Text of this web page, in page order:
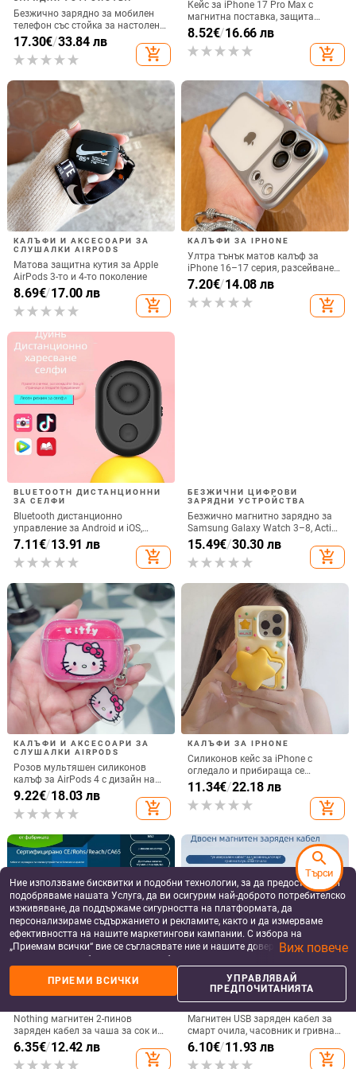
Безжично зарядно за мобилен
телефон със стойка за настолен
монтаж за хоризонтално или
вертикално ползване, QC3.0, 2 A,
15 W, Бързо зареждане
17.30€/33.84 лв
add_shopping_cart
Кейс за iPhone 17 Pro Max с
магнитна поставка, защита
срещу изпускане на четирите
ъгъла, акрилен корпус с
електроплатиран финиш
8.52€/16.66 лв
add_shopping_cart
КАЛЪФИ И АКСЕСОАРИ ЗА
СЛУШАЛКИ AIRPODS
Матова защитна кутия за Apple
AirPods 3-то и 4-то поколение
8.69€/17.00 лв
add_shopping_cart
КАЛЪФИ ЗА IPHONE
Ултра тънък матов калъф за
iPhone 16–17 серия, разсейване
на топлината, пълно покритие,
удароустойчив и устойчив на
отпечатъци
7.20€/14.08 лв
add_shopping_cart
BLUETOOTH ДИСТАНЦИОННИ
ЗА СЕЛФИ
Bluetooth дистанционно
управление за Android и iOS,
универсално за снимки и
видеозаписи, модел 6-key tremolo,
Vernon, ABS материал, тегло 15 g
7.11€/13.91 лв
add_shopping_cart
БЕЗЖИЧНИ ЦИФРОВИ
ЗАРЯДНИ УСТРОЙСТВА
Безжично магнитно зарядно за
Samsung Galaxy Watch 3–8, Active
1/2 • QC2.0 • Магнитно зареждане
• 3W / 1A
15.49€/30.30 лв
add_shopping_cart
КАЛЪФИ И АКСЕСОАРИ ЗА
СЛУШАЛКИ AIRPODS
Розов мультяшен силиконов
калъф за AirPods 4 с дизайн на
котка
9.22€/18.03 лв
add_shopping_cart
КАЛЪФИ ЗА IPHONE
Силиконов кейс за iPhone с
огледало и прибираща се
подвижна стойка в дизайн на
петолъчка, съвместим с iPhone
13–17 Pro/Max
11.34€/22.18 лв
add_shopping_cart
ДАТА КАБЕЛИ ЗА СМАРТ
Nothing магнитен 2-пинов
заряден кабел за чаша за сок и
смарт часовник – 60 см, силен
магнит N52, 7,62 мм разстояние
между пиновете
6.35€/12.42 лв
add_shopping_cart
ДАТА КАБЕЛИ ЗА СМАРТ
УСТРОЙСТВА
Магнитен USB заряден кабел за
смарт очила, часовник и гривна
– едно към две, съвместим с 4.0-
12.3, марка Rising Sun
6.10€/11.93 лв
add_shopping_cart
Ние използваме бисквитки и подобни технологии, за да предоставяме и
подобряваме нашата Услуга, да ви осигурим най-доброто потребителско
изживяване, да поддържаме сигурността на платформата, да
персонализираме съдържанието и рекламите, както и да измерваме
ефективността на нашите маркетингови кампании. С избора на
„Приемам всички“ вие се съгласявате ние и нашите доверени партньори
да съхраняваме бисквитки и подобни технологии на вашето устройство
за рекламни и аналитични цели. Можете по всяко време да управлявате
своите предпочитания, като натиснете „Управлявай предпочитанията“.
За повече информация, моля, вижте нашата
данните.
Виж повече
ПРИЕМИ ВСИЧКИ
УПРАВЛЯВАЙ
ПРЕДПОЧИТАНИЯТА
search
Търси